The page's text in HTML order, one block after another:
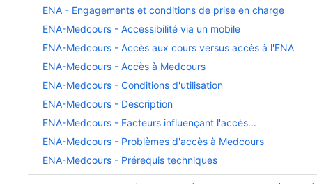
ENA - Engagements et conditions de prise en charge
ENA-Medcours - Accessibilité via un mobile
ENA-Medcours - Accès aux cours versus accès à l'ENA
ENA-Medcours - Accès à Medcours
ENA-Medcours - Conditions d'utilisation
ENA-Medcours - Description
ENA-Medcours - Facteurs influençant l'accès...
ENA-Medcours - Problèmes d'accès à Medcours
ENA-Medcours - Prérequis techniques